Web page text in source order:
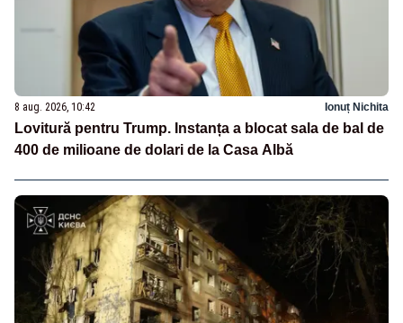
8 aug. 2026, 10:42 Ionuț Nichita
Lovitură pentru Trump. Instanța a blocat sala de bal de
400 de milioane de dolari de la Casa Albă